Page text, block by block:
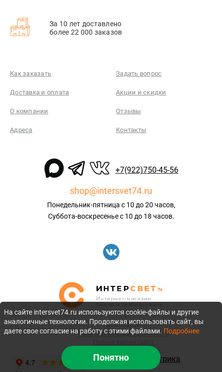
За 10 лет доставлено
более 22 000 заказов
Как заказать Задать вопрос
Доставка и оплата Акции и скидки
О компании Отзывы
Адреса Контакты
+7(922)750-45-56
shop@intersvet74.ru
Понедельник-пятница с 10 до 20 часов,
Суббота-воскресенье с 10 до 18 часов.
©2010-2026
Политика конфиденциальности
На сайте intersvet74.ru используются cookie-файлы и другие
аналогичные технологии. Продолжая использовать сайт, вы
даете свое согласие на работу с этими файлами. Подробнее
Понятно